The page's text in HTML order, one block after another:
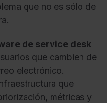
que no es sólo de
de service desk
que cambien de
electrónico.
que
métricas y